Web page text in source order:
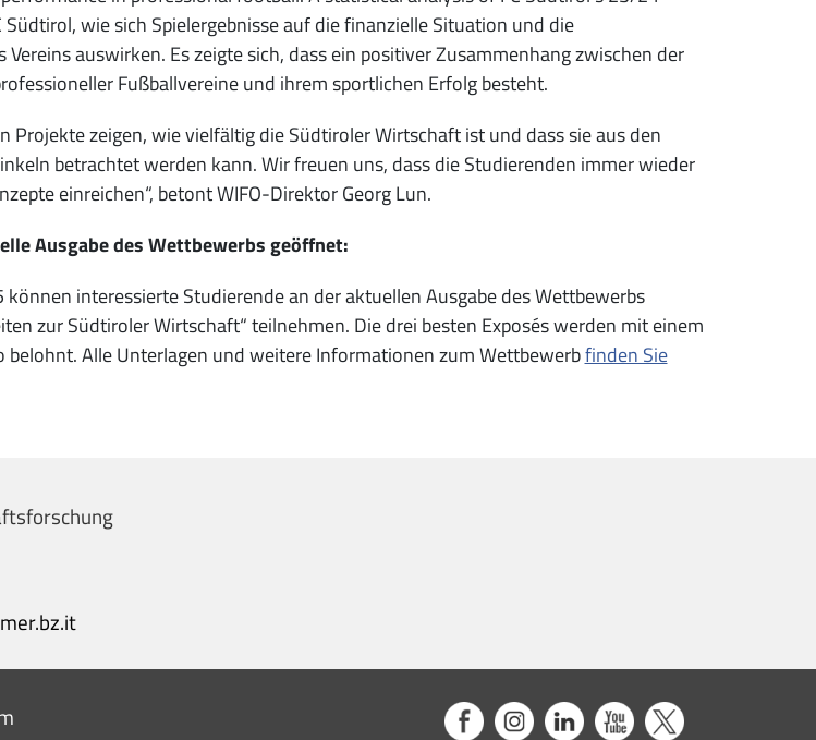
Südtirol, wie sich Spielergebnisse auf die finanzielle Situation und die
auswirken. Es zeigte sich, dass ein positiver Zusammenhang zwischen der
Fußballvereine und ihrem sportlichen Erfolg besteht.
Projekte zeigen, wie vielfältig die Südtiroler Wirtschaft ist und dass sie aus den
betrachtet werden kann. Wir freuen uns, dass die Studierenden immer wieder
einreichen“, betont WIFO-Direktor Georg Lun.
Ausgabe des Wettbewerbs geöffnet:
können interessierte Studierende an der aktuellen Ausgabe des Wettbewerbs
zur Südtiroler Wirtschaft“ teilnehmen. Die drei besten Exposés werden mit einem
belohnt. Alle Unterlagen und weitere Informationen zum Wettbewerbfinden Sie